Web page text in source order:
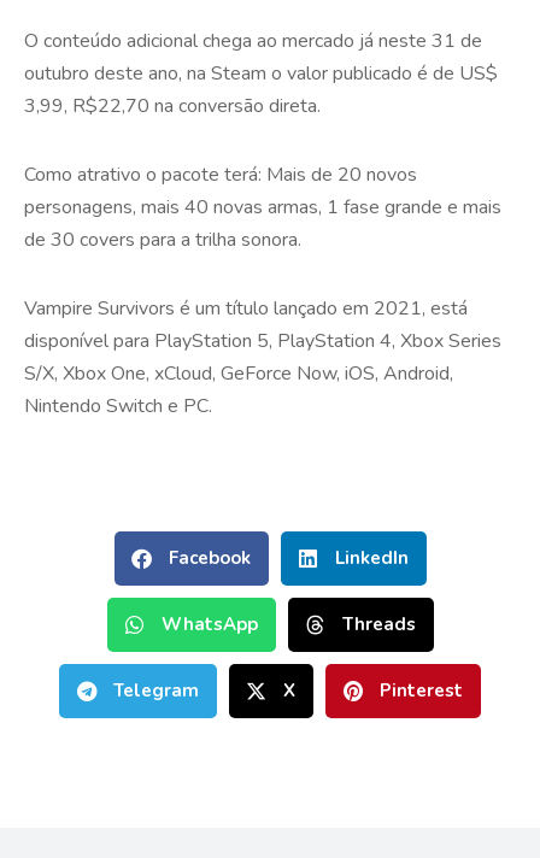
O conteúdo adicional chega ao mercado já neste 31 de
outubro deste ano, na Steam o valor publicado é de US$
3,99, R$22,70 na conversão direta.
Como atrativo o pacote terá: Mais de 20 novos
personagens, mais 40 novas armas, 1 fase grande e mais
de 30 covers para a trilha sonora.
Vampire Survivors é um título lançado em 2021, está
disponível para PlayStation 5, PlayStation 4, Xbox Series
S/X, Xbox One, xCloud, GeForce Now, iOS, Android,
Nintendo Switch e PC.
Facebook LinkedIn
WhatsApp Threads
Telegram X Pinterest